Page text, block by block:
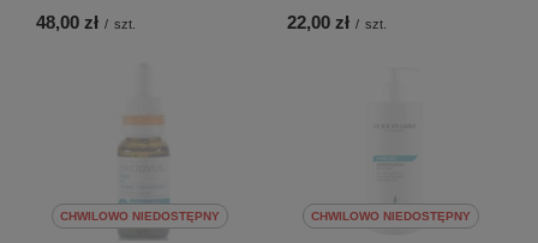
48,00 zł / szt. 22,00 zł / szt.
CHWILOWO NIEDOSTĘPNY CHWILOWO NIEDOSTĘPNY